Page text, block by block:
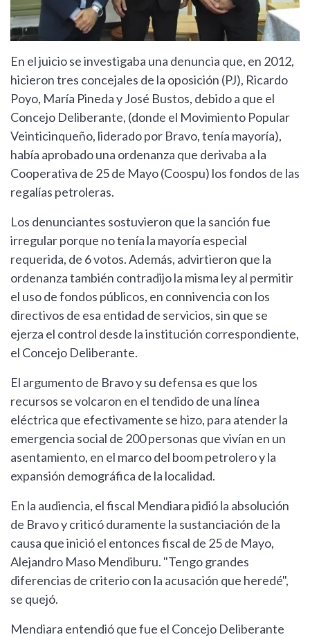
En el juicio se investigaba una denuncia que, en 2012,
hicieron tres concejales de la oposición (PJ), Ricardo
Poyo, María Pineda y José Bustos, debido a que el
Concejo Deliberante, (donde el Movimiento Popular
Veinticinqueño, liderado por Bravo, tenía mayoría),
había aprobado una ordenanza que derivaba a la
Cooperativa de 25 de Mayo (Coospu) los fondos de las
regalías petroleras.
Los denunciantes sostuvieron que la sanción fue
irregular porque no tenía la mayoría especial
requerida, de 6 votos. Además, advirtieron que la
ordenanza también contradijo la misma ley al permitir
el uso de fondos públicos, en connivencia con los
directivos de esa entidad de servicios, sin que se
ejerza el control desde la institución correspondiente,
el Concejo Deliberante.
El argumento de Bravo y su defensa es que los
recursos se volcaron en el tendido de una línea
eléctrica que efectivamente se hizo, para atender la
emergencia social de 200 personas que vivían en un
asentamiento, en el marco del boom petrolero y la
expansión demográfica de la localidad.
En la audiencia, el fiscal Mendiara pidió la absolución
de Bravo y criticó duramente la sustanciación de la
causa que inició el entonces fiscal de 25 de Mayo,
Alejandro Maso Mendiburu. "Tengo grandes
diferencias de criterio con la acusación que heredé",
se quejó.
Mendiara entendió que fue el Concejo Deliberante